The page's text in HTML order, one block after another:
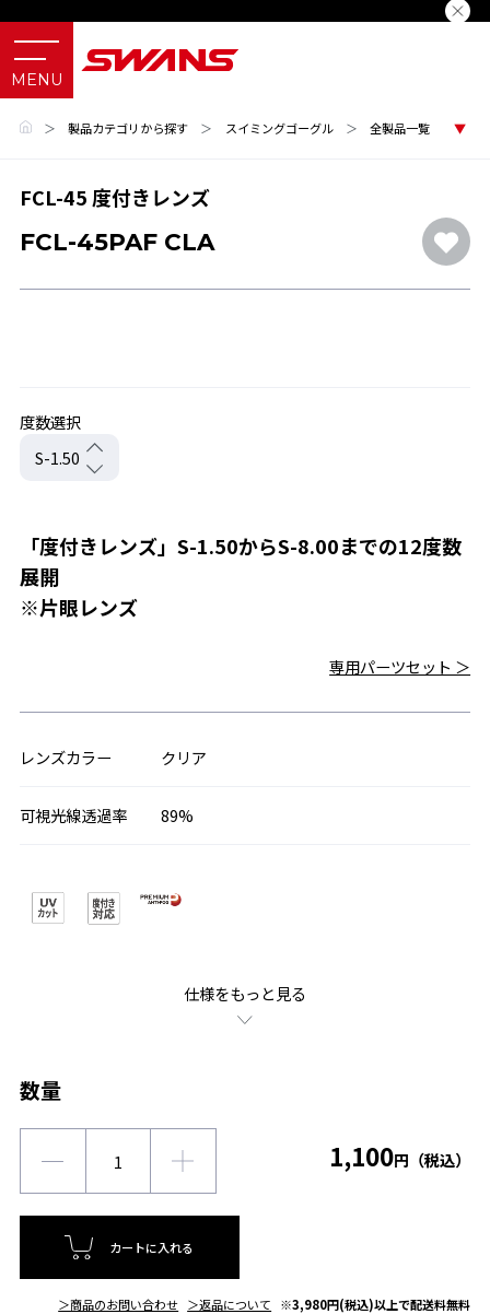
＞ 製品カテゴリから探す ＞ スイミングゴーグル ＞ 全製品一覧
FCL-45 度付きレンズ
FCL-45PAF CLA
度数選択
「度付きレンズ」S-1.50からS-8.00までの12度数
展開
※片眼レンズ
専用パーツセット ＞
レンズカラー クリア
可視光線透過率 89%
仕様をもっと見る
数量
1,100円（税込）
カートに入れる
＞商品のお問い合わせ ＞返品について ※3,980円(税込)以上で配送料無料